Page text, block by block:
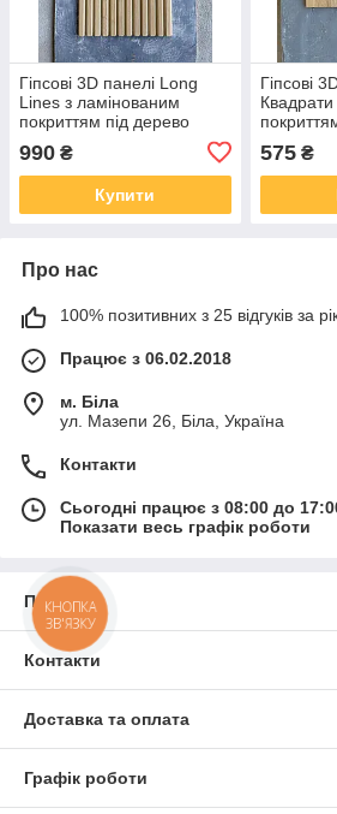
Гіпсові 3D панелі Long
Lines з ламінованим
покриттям під дерево
990 ₴
Купити
Гіпсові
575₴
Про нас
100% позитивних з 25 відгуків за
Працює з 06.02.2018
м. Біла
ул. Мазепи 26, Біла, Україна
Контакти
Сьогодні працює з 08:00 до
Показати весь графік роботи
Про нас
Контакти
Доставка та оплата
Графік роботи
КНОПКА
ЗВ'ЯЗКУ